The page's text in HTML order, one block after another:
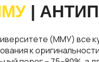
|
(ММУ) все
к